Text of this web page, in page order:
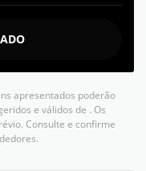
apresentados poderão
e válidos de . Os
Consulte e confirme